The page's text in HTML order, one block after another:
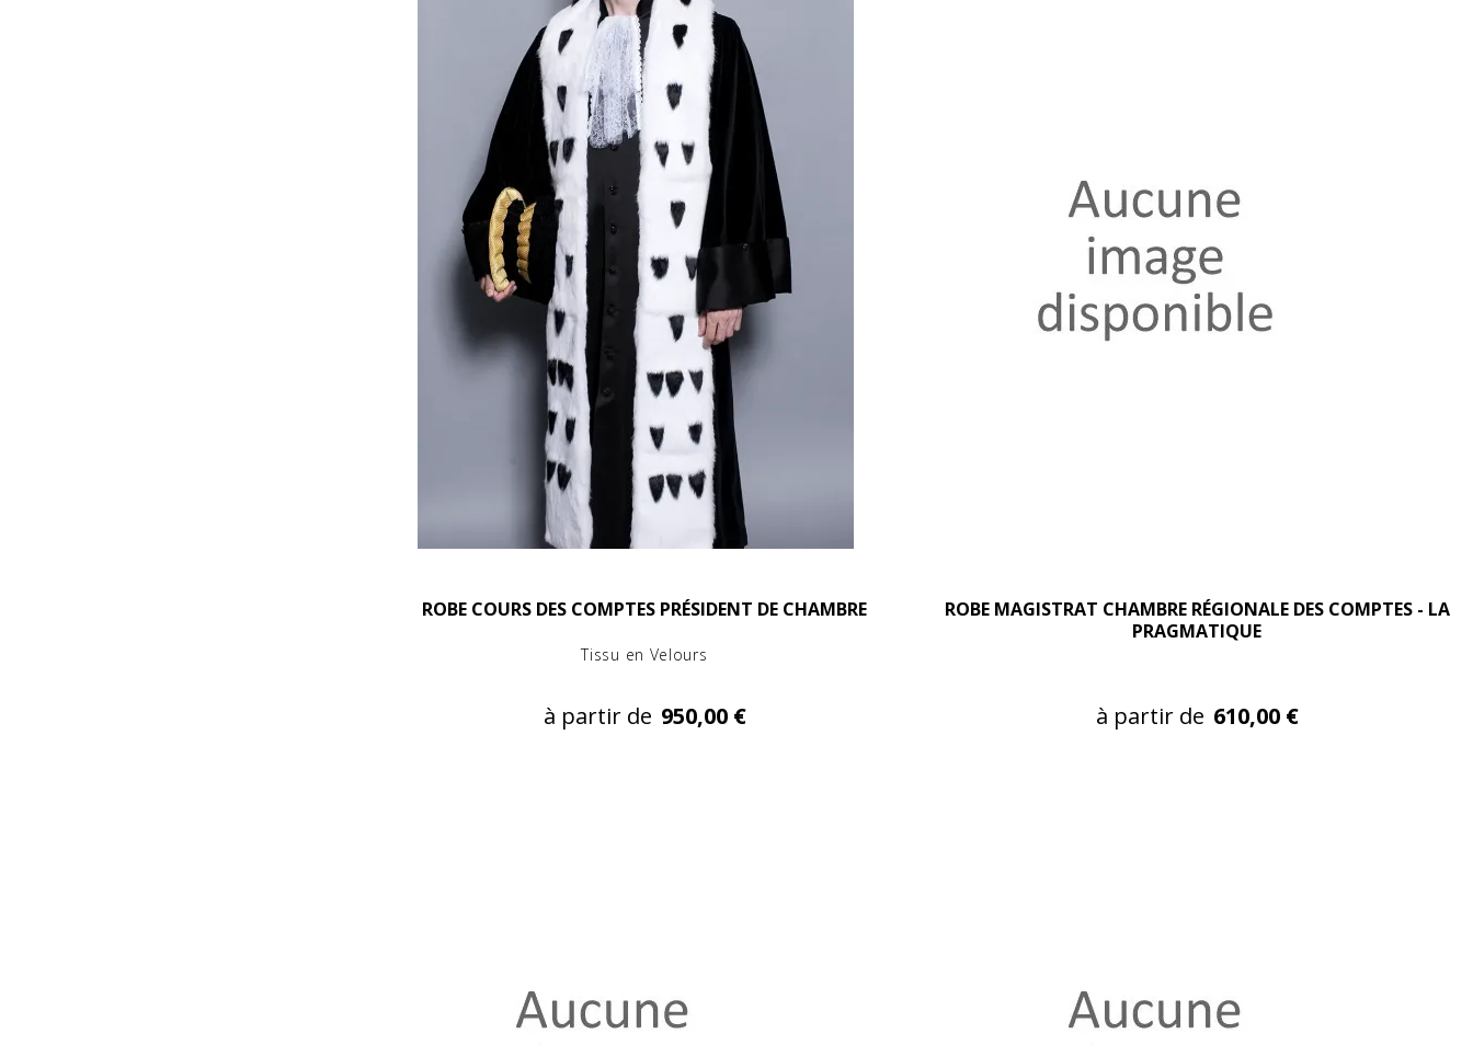
ROBE COURS DES COMPTES PRÉSIDENT DE CHAMBRE
Tissu en Velours
à partir de 950,00 €
ROBE MAGISTRAT CHAMBRE RÉGIONALE DES COMPTES - LA
PRAGMATIQUE
à partir de 610,00 €